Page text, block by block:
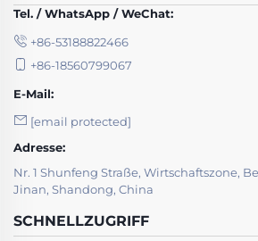
Tel. / WhatsApp / WeChat:
+86-53188822466
+86-18560799067
E-Mail:
[email protected]
Adresse:
Nr. 1 Shunfeng Straße, Wirtschaftszone,
Jinan, Shandong, China
SCHNELLZUGRIFF